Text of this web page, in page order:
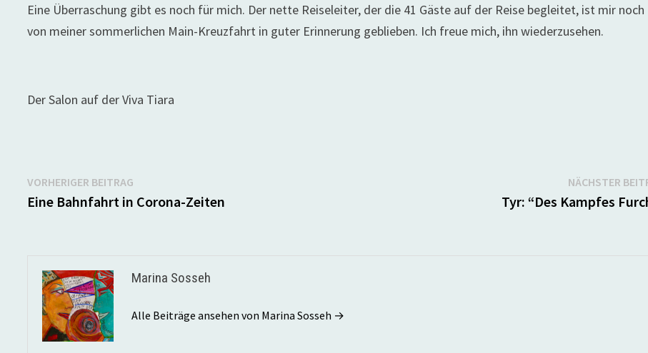
Eine Überraschung gibt es noch für mich. Der nette Reiseleiter, der die 41 Gäste auf der Reise begleitet, ist mir noch
von meiner sommerlichen Main-Kreuzfahrt in guter Erinnerung geblieben. Ich freue mich, ihn wiederzusehen.
Der Salon auf der Viva Tiara
Beitragsnavigation
VORHERIGER BEITRAG
Beitrag:
Eine Bahnfahrt in Corona-Zeiten
NÄCHSTER
Tyr: “Des Kampfes
Marina Sosseh
Alle Beiträge ansehen von Marina Sosseh →